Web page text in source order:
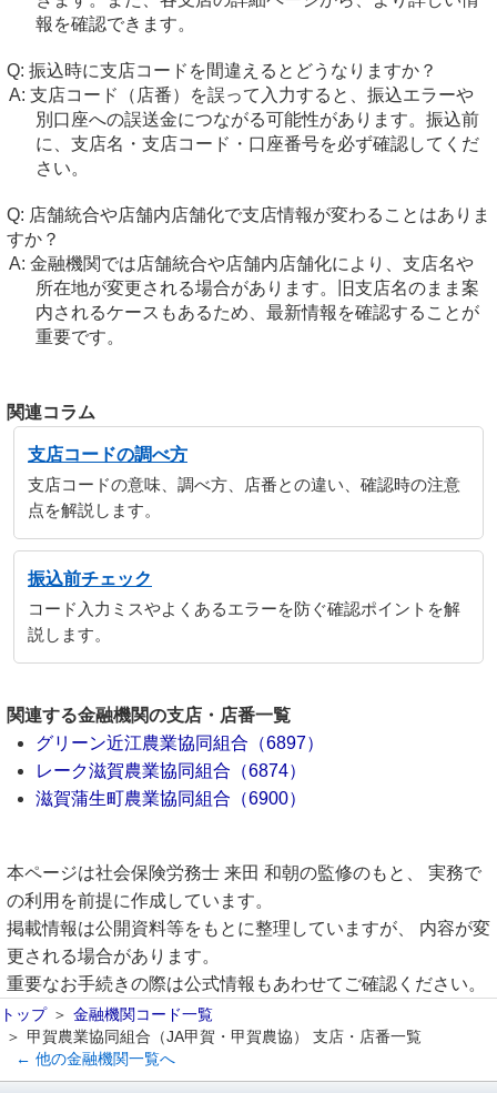
報を確認できます。
振込時に支店コードを間違えるとどうなりますか？
支店コード（店番）を誤って入力すると、振込エラーや
別口座への誤送金につながる可能性があります。振込前
に、支店名・支店コード・口座番号を必ず確認してくだ
さい。
店舗統合や店舗内店舗化で支店情報が変わることはありま
すか？
金融機関では店舗統合や店舗内店舗化により、支店名や
所在地が変更される場合があります。旧支店名のまま案
内されるケースもあるため、最新情報を確認することが
重要です。
関連コラム
支店コードの調べ方
支店コードの意味、調べ方、店番との違い、確認時の注意
点を解説します。
振込前チェック
コード入力ミスやよくあるエラーを防ぐ確認ポイントを解
説します。
関連する金融機関の支店・店番一覧
グリーン近江農業協同組合（6897）
レーク滋賀農業協同組合（6874）
滋賀蒲生町農業協同組合（6900）
本ページは社会保険労務士 来田 和朝の監修のもと、 実務で
の利用を前提に作成しています。
掲載情報は公開資料等をもとに整理していますが、 内容が変
更される場合があります。
重要なお手続きの際は公式情報もあわせてご確認ください。
トップ
金融機関コード一覧
甲賀農業協同組合（JA甲賀・甲賀農協） 支店・店番一覧
← 他の金融機関一覧へ